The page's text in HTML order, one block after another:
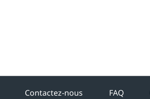
Contactez-nous FAQ